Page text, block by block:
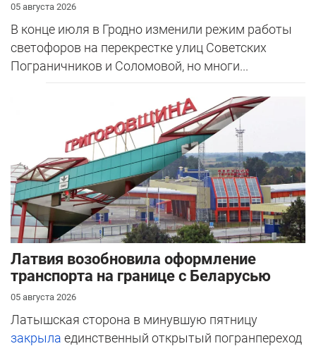
05 августа 2026
В конце июля в Гродно изменили режим работы
светофоров на перекрестке улиц Советских
Пограничников и Соломовой, но многи...
Латвия возобновила оформление
транспорта на границе с Беларусью
05 августа 2026
Латышская сторона в минувшую пятницу
закрыла единственный открытый погранпереход